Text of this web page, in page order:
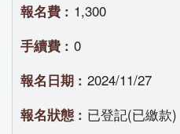
1,300
0
2024/11/27
已登記(已繳款)